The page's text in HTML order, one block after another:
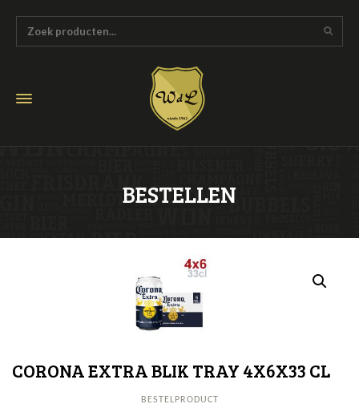
BESTELLEN
CORONA EXTRA BLIK TRAY 4X6X33 CL
BESTELPRODUCT